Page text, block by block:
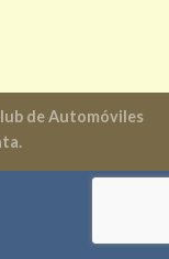
de Automóviles